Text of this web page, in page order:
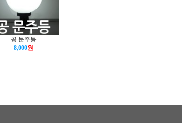
공 문주등
8,000원